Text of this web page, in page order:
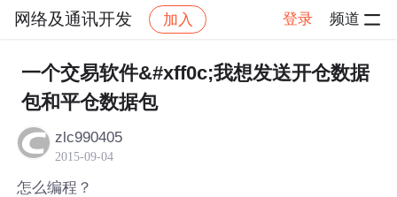
网络及通讯开发 加入 登录 频道
社区 网络及通讯开发 帖子详情
一个交易软件&#xff0c;我想发送开仓数据
包和平仓数据包
zlc990405
2015-09-04
怎么编程？